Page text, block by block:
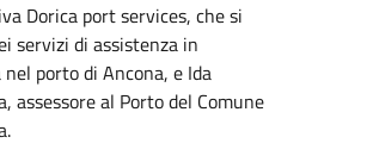
Dorica port services, che si
servizi di assistenza in
porto di Ancona, e Ida
assessore al Porto del Comune